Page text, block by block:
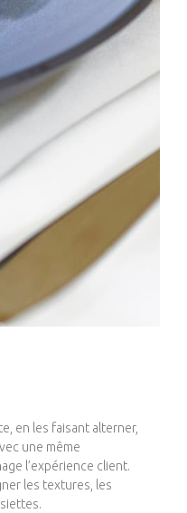
en les faisant alterner,
une même
l’expérience client.
les textures, les